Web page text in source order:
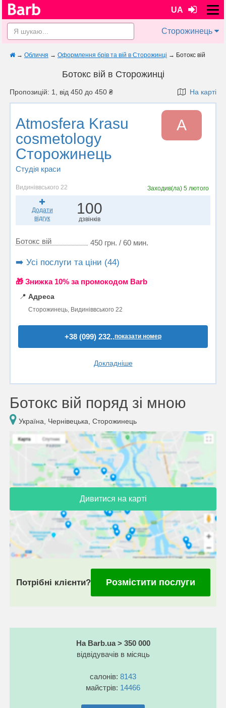
UA
Сторожинець
→ Обличчя → Оформлення брів та вій в Сторожинці → Ботокс вій
Ботокс вій в Сторожинці
Пропозицій: 1, від 450 до 450 ₴ На карті
Atmosfera Krasu
cosmetology
Сторожинець
Студія краси
A
Видиніввського 22 Заходив(ла) 5 лютого
Додати
відгук
100
дзвінків
Ботокс вій 450 грн. / 60 мин.
➡️ Усі послуги та ціни (44)
🎁 Знижка 10% за промокодом Barb
📍 Адреса
Сторожинець, Видиніввського 22
+38 (099) 232..показати номер
Докладніше
Ботокс вій поряд зі мною
Україна, Чернівецька, Сторожинець
Дивитися на карті
Потрібні клієнти? Розмістити послуги
На Barb.ua > 350 000
відвідувачів в місяць
салонів: 8143
майстрів: 14466